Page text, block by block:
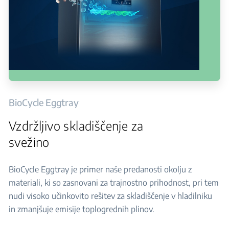
BioCycle Eggtray
Vzdržljivo skladiščenje za
svežino
BioCycle Eggtray je primer naše predanosti okolju z
materiali, ki so zasnovani za trajnostno prihodnost, pri tem
nudi visoko učinkovito rešitev za skladiščenje v hladilniku
in zmanjšuje emisije toplogrednih plinov.